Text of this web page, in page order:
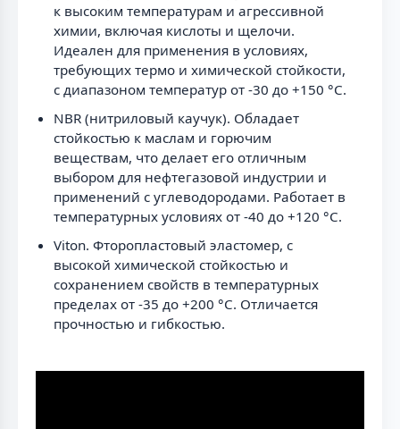
к высоким температурам и агрессивной
химии, включая кислоты и щелочи.
Идеален для применения в условиях,
требующих термо и химической стойкости,
с диапазоном температур от -30 до +150 °C.
NBR (нитриловый каучук). Обладает
стойкостью к маслам и горючим
веществам, что делает его отличным
выбором для нефтегазовой индустрии и
применений с углеводородами. Работает в
температурных условиях от -40 до +120 °C.
Viton. Фторопластовый эластомер, с
высокой химической стойкостью и
сохранением свойств в температурных
пределах от -35 до +200 °C. Отличается
прочностью и гибкостью.